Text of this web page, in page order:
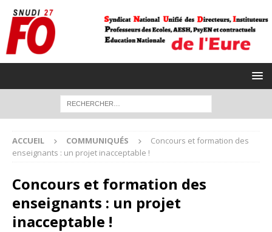
ACCUEIL COMMUNIQUÉS
Concours et formation des
enseignants : un projet inacceptable !
Concours et formation des
enseignants : un projet
inacceptable !